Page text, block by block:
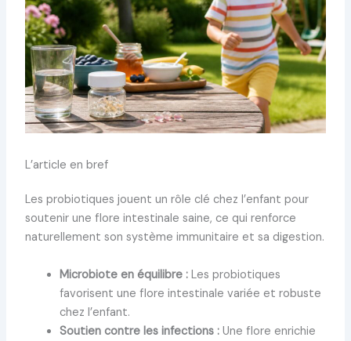
L’article en bref
Les probiotiques jouent un rôle clé chez l’enfant pour
soutenir une flore intestinale saine, ce qui renforce
naturellement son système immunitaire et sa digestion.
Microbiote en équilibre :Les probiotiques
favorisent une flore intestinale variée et robuste
chez l’enfant.
Soutien contre les infections :Une flore enrichie